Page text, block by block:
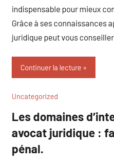
indispensable pour mieux
Grâce à ses connaissances
juridique peut vous
Continuer la lecture
Uncategorized
Les domaines
avocat juridique :
pénal.